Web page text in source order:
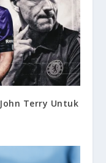
Terry Untuk